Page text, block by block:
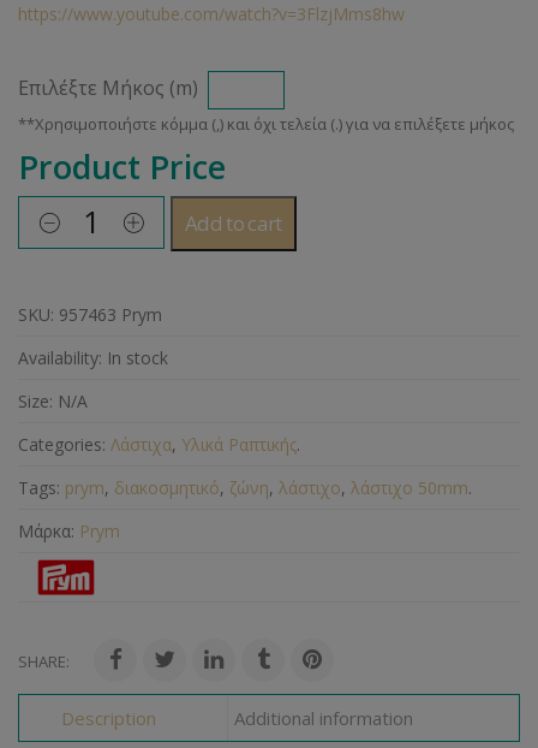
https://www.youtube.com/watch?v=3FlzjMms8hw
Επιλέξτε Μήκος (m)
Product Price
Add to cart
SKU: 957463 Prym
Availability: In stock
Size: N/A
Categories: Λάστιχα, Υλικά Ραπτικής.
Tags: prym, διακοσμητικό, ζώνη, λάστιχο, λάστιχο 50mm.
Μάρκα: Prym
SHARE:
Description Additional information